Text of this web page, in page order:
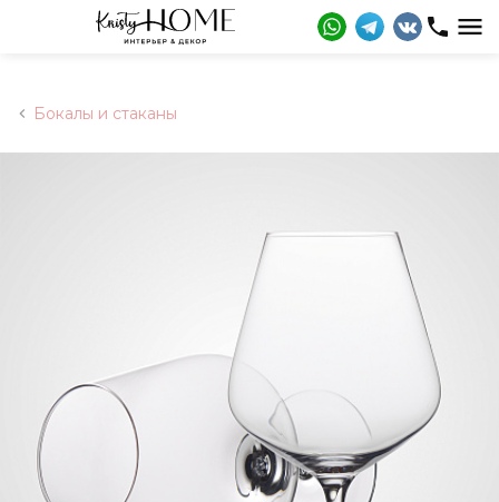
Бокалы и стаканы